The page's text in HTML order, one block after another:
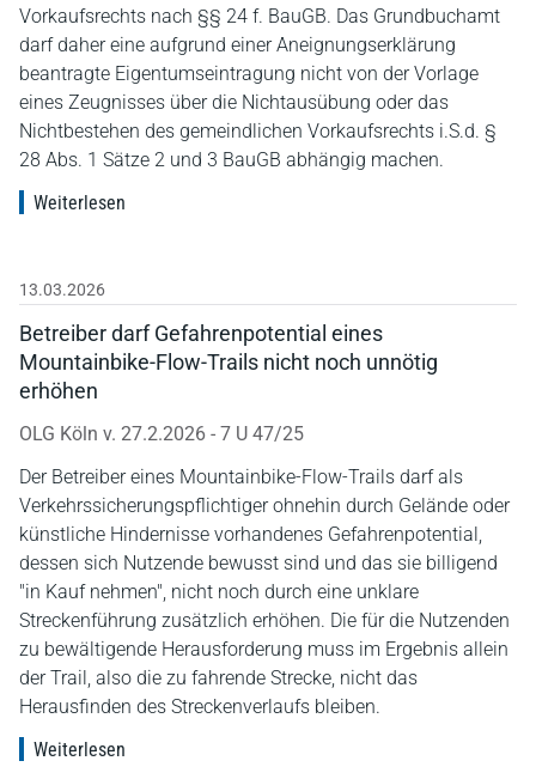
Vorkaufsrechts nach §§ 24 f. BauGB. Das Grundbuchamt
darf daher eine aufgrund einer Aneignungserklärung
beantragte Eigentumseintragung nicht von der Vorlage
eines Zeugnisses über die Nichtausübung oder das
Nichtbestehen des gemeindlichen Vorkaufsrechts i.S.d. §
28 Abs. 1 Sätze 2 und 3 BauGB abhängig machen.
Weiterlesen
13.03.2026
Betreiber darf Gefahrenpotential eines
Mountainbike-Flow-Trails nicht noch unnötig
erhöhen
OLG Köln v. 27.2.2026 - 7 U 47/25
Der Betreiber eines Mountainbike-Flow-Trails darf als
Verkehrssicherungspflichtiger ohnehin durch Gelände oder
künstliche Hindernisse vorhandenes Gefahrenpotential,
dessen sich Nutzende bewusst sind und das sie billigend
"in Kauf nehmen", nicht noch durch eine unklare
Streckenführung zusätzlich erhöhen. Die für die Nutzenden
zu bewältigende Herausforderung muss im Ergebnis allein
der Trail, also die zu fahrende Strecke, nicht das
Herausfinden des Streckenverlaufs bleiben.
Weiterlesen